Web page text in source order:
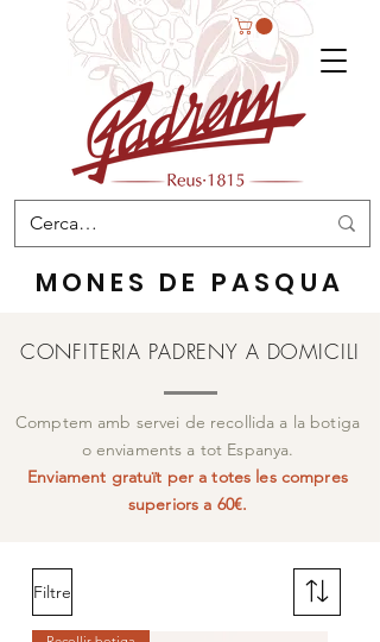
MONES DE PASQUA
CONFITERIA PADRENY A DOMICILI
Comptem amb servei de recollida a la botiga
o enviaments a tot Espanya.
Enviament gratuït per a totes les compres
superiors a 60€.
Filtre